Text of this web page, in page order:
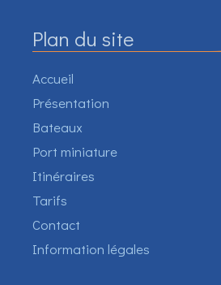
Plan du site
Accueil
Présentation
Bateaux
Port miniature
Itinéraires
Tarifs
Contact
Information légales